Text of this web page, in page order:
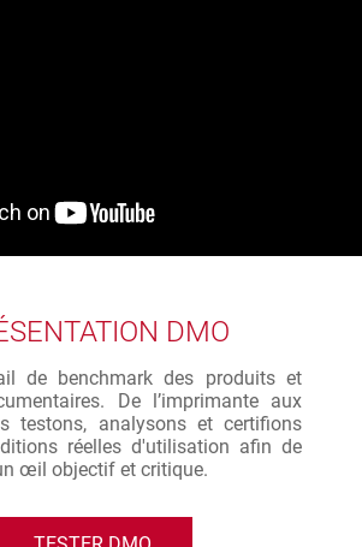
DMO
de benchmark des produits et
De l’imprimante aux
testons, analysons et certifions
réelles d'utilisation afin de
œil objectif et critique.